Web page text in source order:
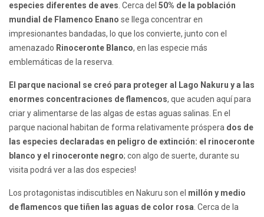
especies diferentes de aves. Cerca del 50% de la población
mundial de Flamenco Enano se llega concentrar en
impresionantes bandadas, lo que los convierte, junto con el
amenazado Rinoceronte Blanco, en las especie más
emblemáticas de la reserva.
El parque nacional se creó para proteger al Lago Nakuru y a las
enormes concentraciones de flamencos, que acuden aquí para
criar y alimentarse de las algas de estas aguas salinas. En el
parque nacional habitan de forma relativamente próspera dos de
las especies declaradas en peligro de extinción: el rinoceronte
blanco y el rinoceronte negro; con algo de suerte, durante su
visita podrá ver a las dos especies!
Los protagonistas indiscutibles en Nakuru son el millón y medio
de flamencos que tiñen las aguas de color rosa. Cerca de la